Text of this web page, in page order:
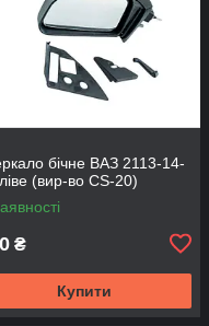
бічне ВАЗ 2113-14-
(вир-во CS-20)
₴
Купити